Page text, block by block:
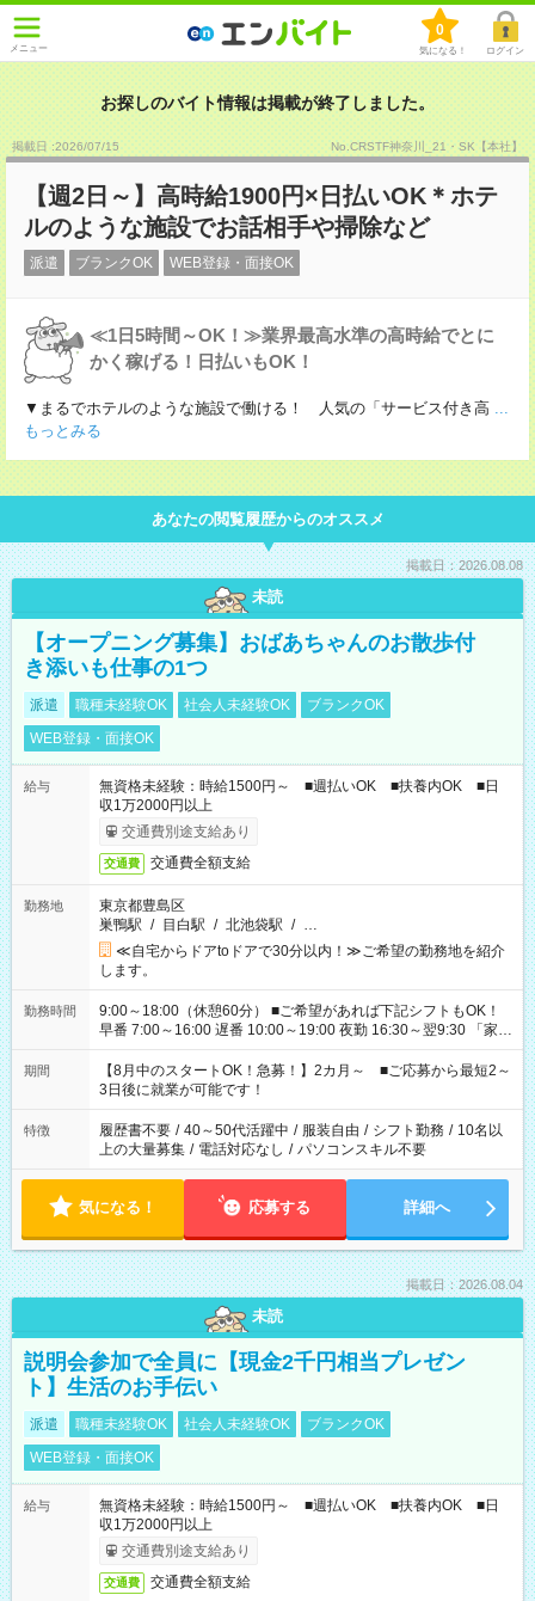
メニュー
0
気になる！ ログイン
お探しのバイト情報は掲載が終了しました。
掲載日 :2026/07/15 No.CRSTF神奈川_21・SK【本社】
【週2日～】高時給1900円×日払いOK＊ホテ
ルのような施設でお話相手や掃除など
派遣 ブランクOK WEB登録・面接OK
≪1日5時間～OK！≫業界最高水準の高時給でとに
かく稼げる！日払いもOK！
▼まるでホテルのような施設で働ける！ 人気の「サービス付き高 ...
もっとみる
あなたの閲覧履歴からのオススメ
掲載日：2026.08.08
未読
【オープニング募集】おばあちゃんのお散歩付
き添いも仕事の1つ
派遣 職種未経験OK 社会人未経験OK
ブランクOK
WEB登録・面接OK
給与
無資格未経験：時給1500円～ ■週払いOK ■扶養内OK ■日
収1万2000円以上
交通費別途支給あり
交通費 交通費全額支給
勤務地
東京都豊島区
巣鴨駅 / 目白駅 / 北池袋駅 / …
≪自宅からドアtoドアで30分以内！≫ご希望の勤務地を紹介
します。
勤務時間
9:00～18:00（休憩60分） ■ご希望があれば下記シフトもOK！
早番 7:00～16:00 遅番 10:00～19:00 夜勤 16:30～翌9:30 「家族
と休みを合わせたい」 「余裕を持って夕飯の準備がしたい」
「できれば残業はしたくない」 など、ご希望を教えてください
ね。 ※Wワーク希望の方へ 今ご覧のお仕事で希望する勤務時間
と、もう1つのお仕事の勤務時間。 合計で週40時間を超える場
合は応募できません。
期間
【8月中のスタートOK！急募！】2カ月～ ■ご応募から最短2～
3日後に就業が可能です！
特徴 履歴書不要 / 40～50代活躍中 / 服装自由 / シフト勤務 / 10名以
上の大量募集 / 電話対応なし / パソコンスキル不要
気になる！ 応募する 詳細へ
掲載日：2026.08.04
未読
説明会参加で全員に【現金2千円相当プレゼン
ト】生活のお手伝い
派遣 職種未経験OK 社会人未経験OK
ブランクOK
WEB登録・面接OK
給与
無資格未経験：時給1500円～ ■週払いOK ■扶養内OK ■日
収1万2000円以上
交通費別途支給あり
交通費 交通費全額支給